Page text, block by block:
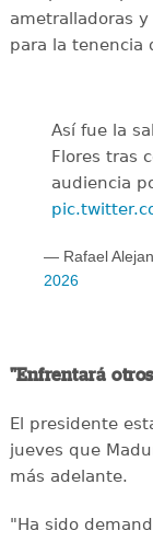
ametralladoras
para la tenencia
Así fue la
Flores tras
audiencia
— Rafael
2026
"Enfrentará
El presidente
jueves que
más adelante.
"Ha sido